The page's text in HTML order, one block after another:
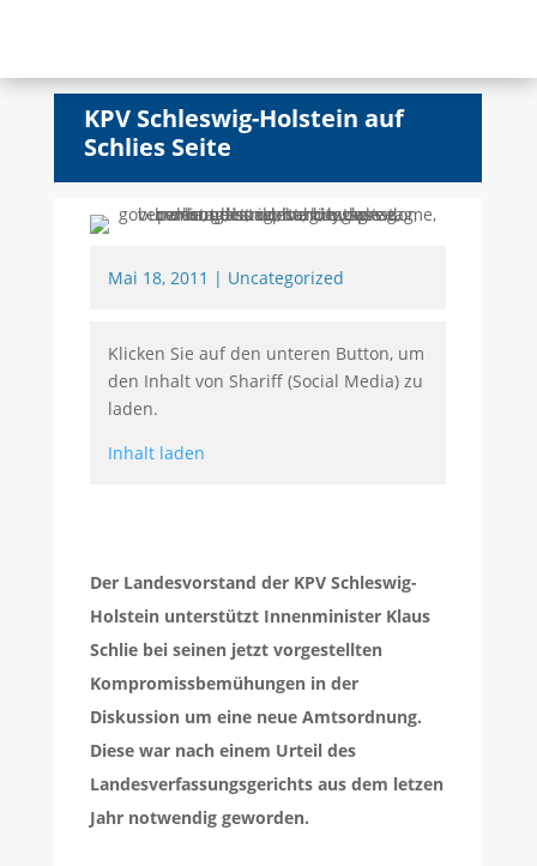
KPV Schleswig-Holstein auf
Schlies Seite
Mai 18, 2011 | Uncategorized
Klicken Sie auf den unteren Button, um
den Inhalt von Shariff (Social Media) zu
laden.
Inhalt laden
Der Landesvorstand der KPV Schleswig-
Holstein unterstützt Innenminister Klaus
Schlie bei seinen jetzt vorgestellten
Kompromissbemühungen in der
Diskussion um eine neue Amtsordnung.
Diese war nach einem Urteil des
Landesverfassungsgerichts aus dem letzen
Jahr notwendig geworden.